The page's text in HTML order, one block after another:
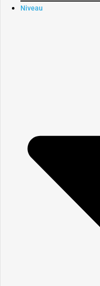
Niveau